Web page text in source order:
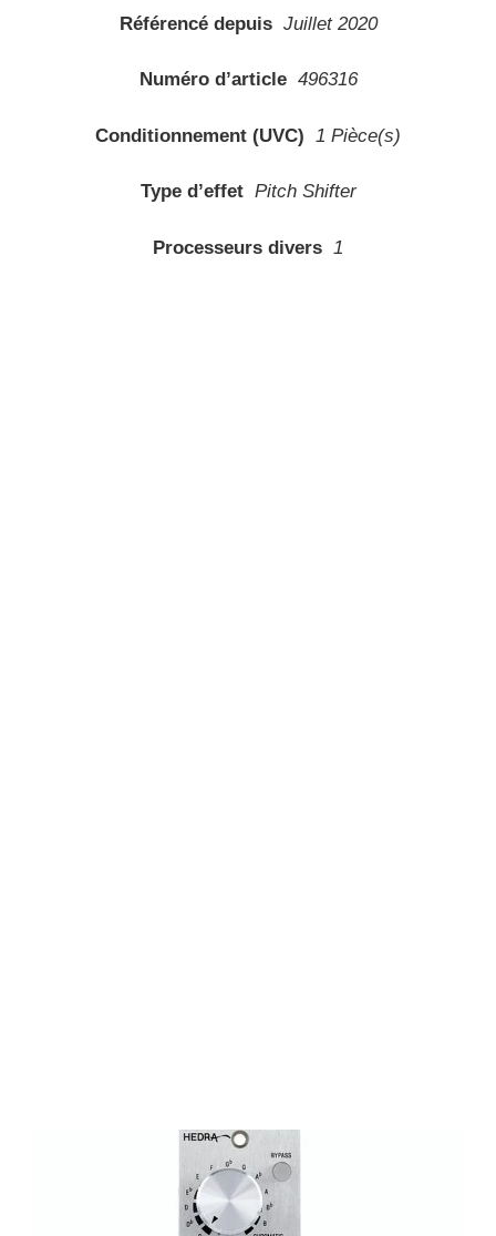
Référencé depuis Juillet 2020
Numéro d’article 496316
Conditionnement (UVC) 1 Pièce(s)
Type d’effet Pitch Shifter
Processeurs divers 1